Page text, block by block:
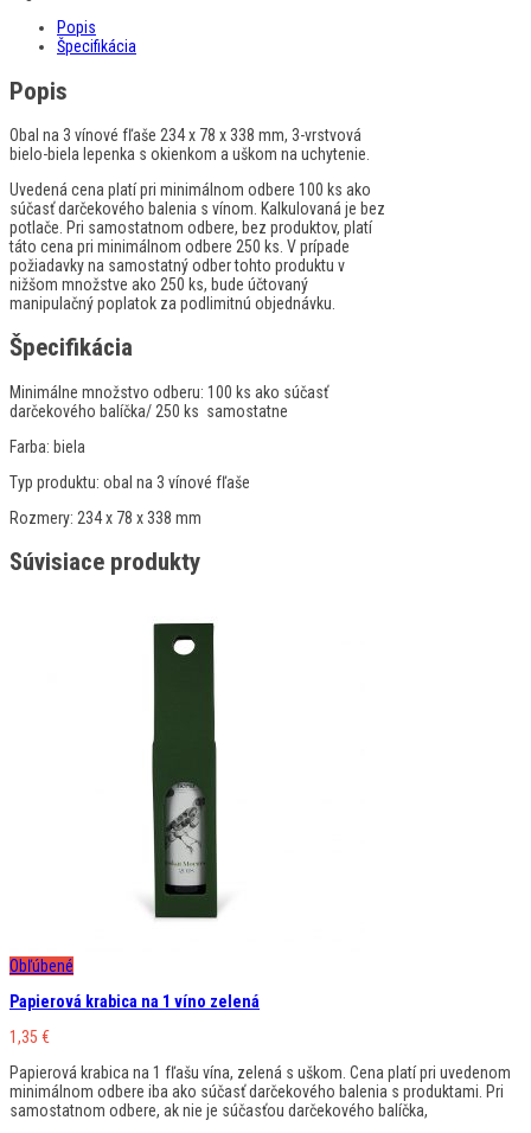
Popis
Špecifikácia
Popis
Obal na 3 vínové fľaše 234 x 78 x 338 mm, 3-vrstvová
bielo-biela lepenka s okienkom a uškom na uchytenie.
Uvedená cena platí pri minimálnom odbere 100 ks ako
súčasť darčekového balenia s vínom. Kalkulovaná je bez
potlače. Pri samostatnom odbere, bez produktov, platí
táto cena pri minimálnom odbere 250 ks. V prípade
požiadavky na samostatný odber tohto produktu v
nižšom množstve ako 250 ks, bude účtovaný
manipulačný poplatok za podlimitnú objednávku.
Špecifikácia
Minimálne množstvo odberu: 100 ks ako súčasť
darčekového balíčka/ 250 ks samostatne
Farba: biela
Typ produktu: obal na 3 vínové fľaše
Rozmery: 234 x 78 x 338 mm
Súvisiace produkty
Obľúbené
Papierová krabica na 1 víno zelená
1,35 €
Papierová krabica na 1 fľašu vína, zelená s uškom. Cena platí pri uvedenom
minimálnom odbere iba ako súčasť darčekového balenia s produktami. Pri
samostatnom odbere, ak nie je súčasťou darčekového balíčka,